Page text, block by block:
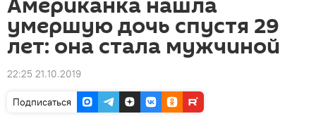
умершую дочь спустя 29
лет: она стала мужчиной
22:25 21.10.2019
Подписаться